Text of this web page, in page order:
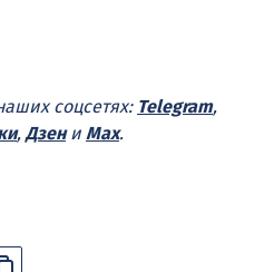
соцсетях: Telegram,
, Дзени Max.